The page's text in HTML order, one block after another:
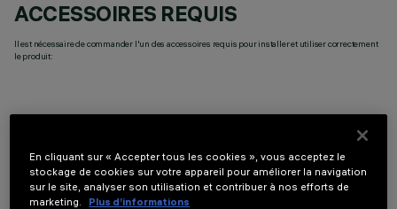
ACCESSOIRES REQUIS
Il est nécessaire de commander l'un des accessoires requis pour installer et utiliser correctement
le produit:
COMPOSANTS OPTIONNELS
En cliquant sur « Accepter tous les cookies », vous acceptez le
stockage de cookies sur votre appareil pour améliorer la navigation
sur le site, analyser son utilisation et contribuer à nos efforts de
marketing.
Plus d’informations